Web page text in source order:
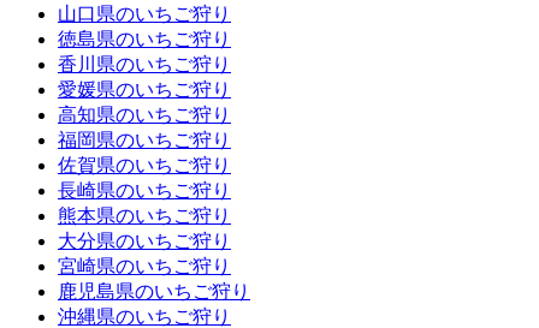
山口県のいちご狩り
徳島県のいちご狩り
香川県のいちご狩り
愛媛県のいちご狩り
高知県のいちご狩り
福岡県のいちご狩り
佐賀県のいちご狩り
長崎県のいちご狩り
熊本県のいちご狩り
大分県のいちご狩り
宮崎県のいちご狩り
鹿児島県のいちご狩り
沖縄県のいちご狩り